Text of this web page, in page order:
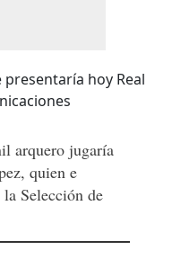
arquero jugaría
quien e
Selección de